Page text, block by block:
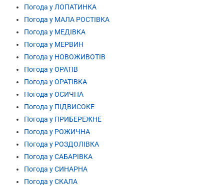
Погода у ЛОПАТИНКА
Погода у МАЛА РОСТІВКА
Погода у МЕДІВКА
Погода у МЕРВИН
Погода у НОВОЖИВОТІВ
Погода у ОРАТІВ
Погода у ОРАТІВКА
Погода у ОСИЧНА
Погода у ПІДВИСОКЕ
Погода у ПРИБЕРЕЖНЕ
Погода у РОЖИЧНА
Погода у РОЗДОЛІВКА
Погода у САБАРІВКА
Погода у СИНАРНА
Погода у СКАЛА